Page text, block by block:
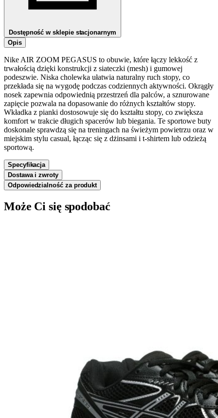
Dostępność w sklepie stacjonarnym
Opis
Nike AIR ZOOM PEGASUS to obuwie, które łączy lekkość z
trwałością dzięki konstrukcji z siateczki (mesh) i gumowej
podeszwie. Niska cholewka ułatwia naturalny ruch stopy, co
przekłada się na wygodę podczas codziennych aktywności. Okrągły
nosek zapewnia odpowiednią przestrzeń dla palców, a sznurowane
zapięcie pozwala na dopasowanie do różnych kształtów stopy.
Wkładka z pianki dostosowuje się do kształtu stopy, co zwiększa
komfort w trakcie długich spacerów lub biegania. Te sportowe buty
doskonale sprawdzą się na treningach na świeżym powietrzu oraz w
miejskim stylu casual, łącząc się z dżinsami i t-shirtem lub odzieżą
sportową.
Specyfikacja
Dostawa i zwroty
Odpowiedzialność za produkt
Może Ci się spodobać